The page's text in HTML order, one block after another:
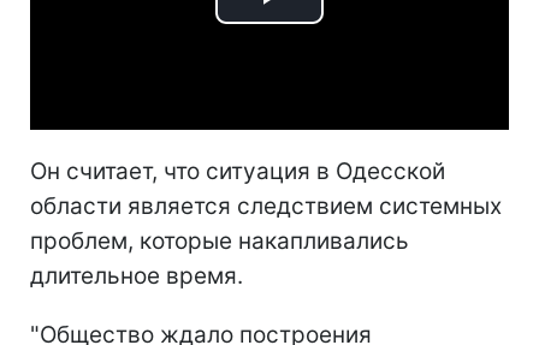
Play
Он считает, что ситуация в Одесской
области является следствием системных
проблем, которые накапливались
длительное время.
"Общество ждало построения